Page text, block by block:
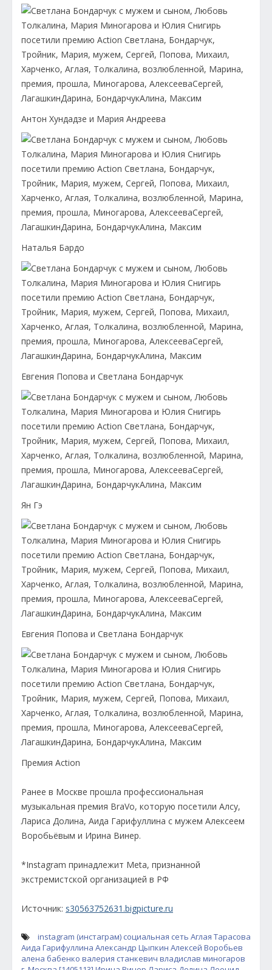
Антон Хундадзе и Мария Андреева
Наталья Бардо
Евгения Попова и Светлана Бондарчук
Ян Гэ
Евгения Попова и Светлана Бондарчук
Премия Action
Ранее в Москве прошла профессиональная
музыкальная премия BraVo, которую посетили Алсу,
Лариса Долина, Аида Гарифуллина с мужем Алексеем
Воробьёвым и Ирина Винер.
*Instagram принадлежит Meta, признанной
экстремистской организацией в РФ
Источник: s30563752631.bigpicture.ru
instagram (инстаграм) социальная сеть Аглая Тарасова
Аида Гарифуллина Александр Цыпкин Алексей Воробьев
алена бабенко валерия станкевич владислав миногаров